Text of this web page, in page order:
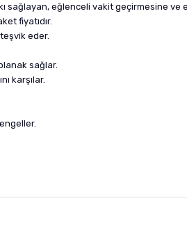
eğlenceli vakit geçirmesine ve
fiyatıdır.
eder.
sağlar.
karşılar.